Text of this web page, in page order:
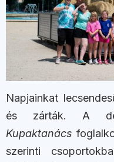
Napjainkat
és zárták. A
Kupaktanács
szerinti